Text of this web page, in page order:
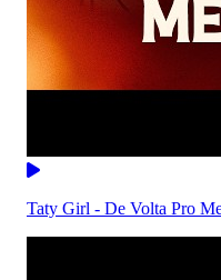
Taty Girl - De Volta Pro